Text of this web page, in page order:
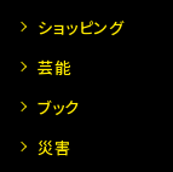
ショッピング
芸能
ブック
災害